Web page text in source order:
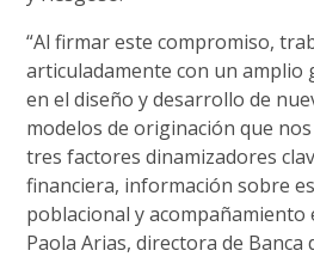
“Al firmar este compromiso,
articuladamente con un amplio
en el diseño y desarrollo de
modelos de originación que
tres factores dinamizadores
financiera, información sobre
poblacional y acompañamiento
Paola Arias, directora de Banca